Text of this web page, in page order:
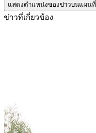
แสดงตำแหน่งของข่าวบนแผนที่
ข่าวที่เกี่ยวข้อง